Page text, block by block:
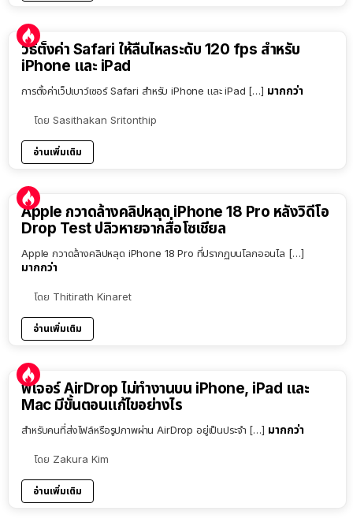
วิธีตั้งค่า Safari ให้ลื่นไหลระดับ 120 fps สำหรับ
iPhone และ iPad
การตั้งค่าเว็ปเบาว์เซอร์ Safari สำหรับ iPhone และ iPad […] มากกว่า
โดย Sasithakan Sritonthip
อ่านเพิ่มเติม
Apple กวาดล้างคลิปหลุด iPhone 18 Pro หลังวิดีโอ
Drop Test ปลิวหายจากสื่อโซเชียล
Apple กวาดล้างคลิปหลุด iPhone 18 Pro ที่ปรากฏบนโลกออนไล […]
มากกว่า
โดย Thitirath Kinaret
อ่านเพิ่มเติม
ฟีเจอร์ AirDrop ไม่ทำงานบน iPhone, iPad และ
Mac มีขั้นตอนแก้ไขอย่างไร
สำหรับคนที่ส่งไฟล์หรือรูปภาพผ่าน AirDrop อยู่เป็นประจำ […] มากกว่า
โดย Zakura Kim
อ่านเพิ่มเติม